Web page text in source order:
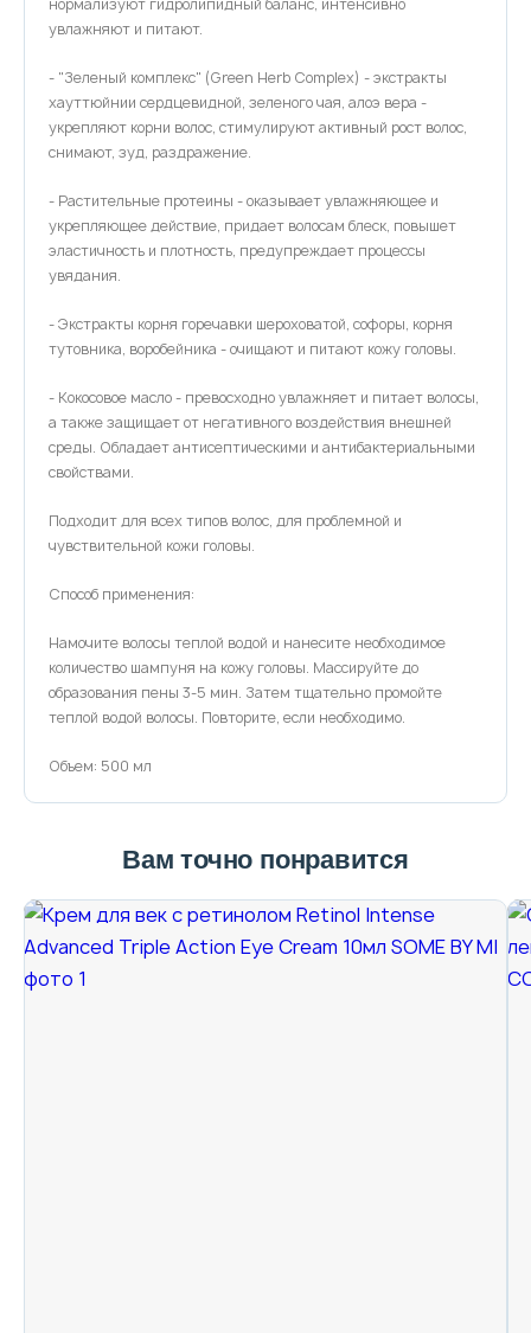
нормализуют гидролипидный баланс, интенсивно
увлажняют и питают.
- "Зеленый комплекс" (Green Herb Complex) - экстракты
хауттюйнии сердцевидной, зеленого чая, алоэ вера -
укрепляют корни волос, стимулируют активный рост волос,
снимают, зуд, раздражение.
- Растительные протеины - оказывает увлажняющее и
укрепляющее действие, придает волосам блеск, повышет
эластичность и плотность, предупреждает процессы
увядания.
- Экстракты корня горечавки шероховатой, софоры, корня
тутовника, воробейника - очищают и питают кожу головы.
- Кокосовое масло - превосходно увлажняет и питает волосы,
а также защищает от негативного воздействия внешней
среды. Обладает антисептическими и антибактериальными
свойствами.
Подходит для всех типов волос, для проблемной и
чувствительной кожи головы.
Способ применения:
Намочите волосы теплой водой и нанесите необходимое
количество шампуня на кожу головы. Массируйте до
образования пены 3-5 мин. Затем тщательно промойте
теплой водой волосы. Повторите, если необходимо.
Объем: 500 мл
Вам точно понравится